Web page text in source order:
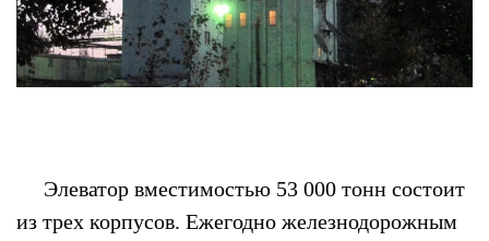
Элеватор вместимостью 53 000 тонн состоит
из трех корпусов. Ежегодно железнодорожным